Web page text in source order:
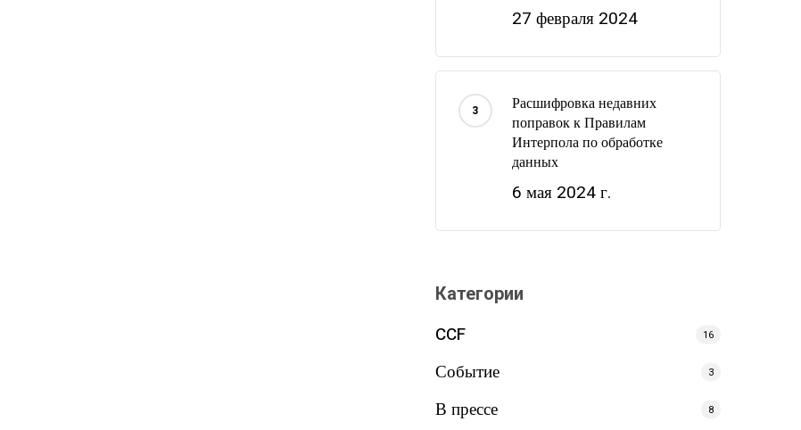
27 февраля 2024
Расшифровка недавних
поправок к Правилам
Интерпола по обработке
данных
6 мая 2024 г.
Категории
CCF 16
Событие 3
В прессе 8